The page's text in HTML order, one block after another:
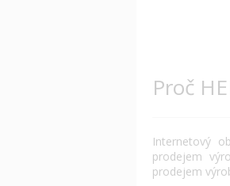
Proč
Internetový
prodejem
prodejem